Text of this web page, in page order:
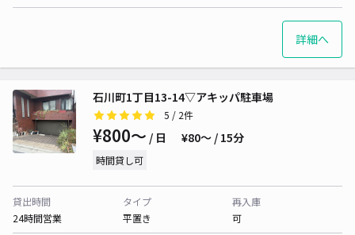
詳細へ
石川町1丁目13-14▽アキッパ駐車場
5 / 2件
¥800〜 / 日 ¥80〜 / 15分
時間貸し可
貸出時間
24時間営業
タイプ
平置き
再入庫
可